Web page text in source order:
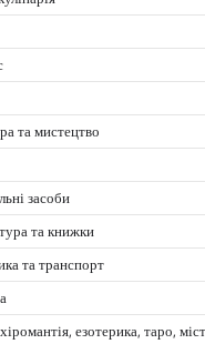
та мистецтво
засоби
та книжки
та транспорт
езотерика, таро,